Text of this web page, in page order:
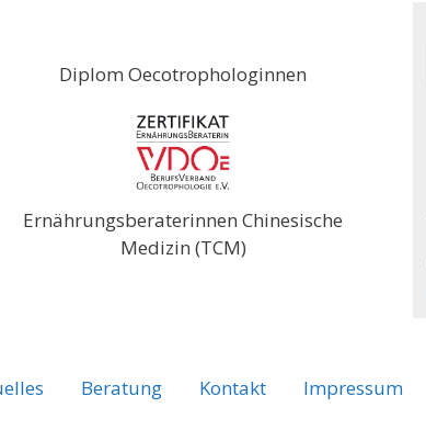
Diplom Oecotrophologinnen
Ernährungsberaterinnen Chinesische
Medizin (TCM)
Beratung Kontakt Impressum